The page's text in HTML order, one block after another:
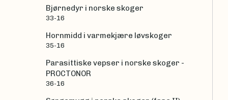
Bjørnedyr i norske skoger
33-16
Hornmidd i varmekjære løvskoger
35-16
Parasittiske vepser i norske skoger -
PROCTONOR
36-16